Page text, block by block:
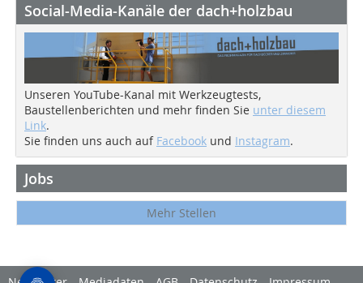
Social-Media-Kanäle der dach+holzbau
Unseren YouTube-Kanal mit Werkzeugtests,
Baustellenberichten und mehr finden Sie unter diesem
Link.
Sie finden uns auch auf Facebook und Instagram.
Jobs
Mehr Stellen